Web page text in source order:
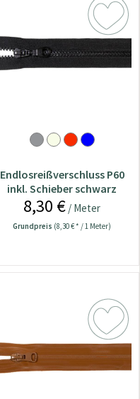
Endlosreißverschluss P60
inkl. Schieber schwarz
8,30 € / Meter
Grundpreis (8,30 € * / 1 Meter)